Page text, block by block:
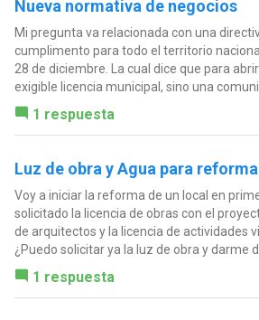
Nueva normativa de negocios
Mi pregunta va relacionada con una
cumplimento para todo el territorio
28 de diciembre. La cual dice que para
exigible licencia municipal, sino una
1 respuesta
Luz de obra y Agua para
Voy a iniciar la reforma de un local en
solicitado la licencia de obras con el
de arquitectos y la licencia de actividades
¿Puedo solicitar ya la luz de obra y darme
1 respuesta